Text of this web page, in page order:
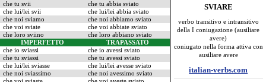
che tu svii
che tu abbia sviato
che lui/lei svii
che lui/lei abbia sviato
che noi sviamo
che noi abbiamo sviato
che voi sviate
che voi abbiate sviato
che loro sviino
che loro abbiano sviato
IMPERFETTO
TRAPASSATO
che io sviassi
che io avessi sviato
che tu sviassi
che tu avessi sviato
che lui/lei sviasse
che lui/lei avesse sviato
che noi sviassimo
che noi avessimo sviato
SVIARE
verbo transitivo e intransitivo
della I coniugazione (ausiliare
avere)
coniugato nella forma attiva con
ausiliare avere
italian-verbs.com